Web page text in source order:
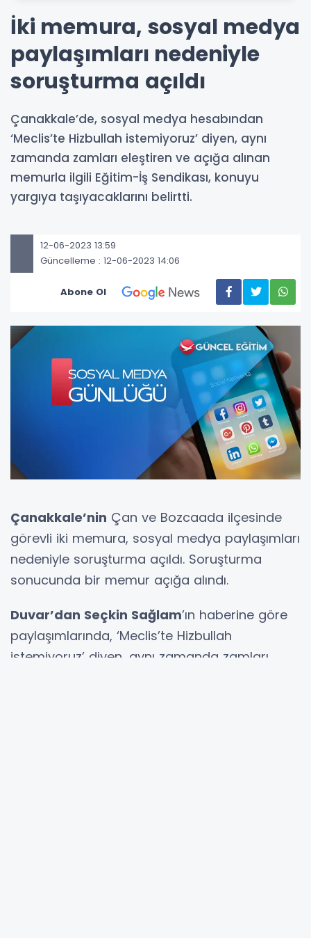
İki memura, sosyal medya
paylaşımları nedeniyle
soruşturma açıldı
Çanakkale’de, sosyal medya hesabından
‘Meclis’te Hizbullah istemiyoruz’ diyen, aynı
zamanda zamları eleştiren ve açığa alınan
memurla ilgili Eğitim-İş Sendikası, konuyu
yargıya taşıyacaklarını belirtti.
12-06-2023 13:59
Güncelleme : 12-06-2023 14:06
Abone Ol
Çanakkale’nin Çan ve Bozcaada ilçesinde
görevli iki memura, sosyal medya paylaşımları
nedeniyle soruşturma açıldı. Soruşturma
sonucunda bir memur açığa alındı.
Duvar’dan Seçkin Sağlam’ın haberine göre
paylaşımlarında, ‘Meclis’te Hizbullah
istemiyoruz’ diyen, aynı zamanda zamları